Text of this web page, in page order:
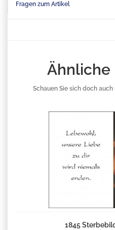
Fragen zum Artikel
Ähnliche
Schauen Sie sich doch
1845